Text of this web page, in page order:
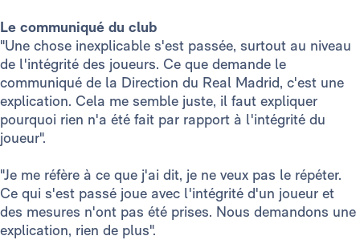
Le communiqué du club
"Une chose inexplicable s'est passée, surtout au niveau
de l'intégrité des joueurs. Ce que demande le
communiqué de la Direction du Real Madrid, c'est une
explication. Cela me semble juste, il faut expliquer
pourquoi rien n'a été fait par rapport à l'intégrité du
joueur".
"Je me réfère à ce que j'ai dit, je ne veux pas le répéter.
Ce qui s'est passé joue avec l'intégrité d'un joueur et
des mesures n'ont pas été prises. Nous demandons une
explication, rien de plus".